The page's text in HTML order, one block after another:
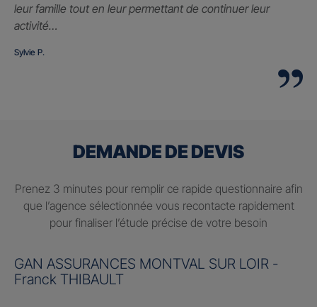
leur famille tout en leur permettant de continuer leur
activité…
Sylvie P.
DEMANDE DE DEVIS
Prenez 3 minutes pour remplir ce rapide questionnaire afin
que l’agence sélectionnée vous recontacte rapidement
pour finaliser l’étude précise de votre besoin
GAN ASSURANCES MONTVAL SUR LOIR -
Franck THIBAULT